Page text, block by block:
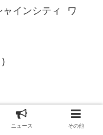
インシティ ワ
ニュース その他